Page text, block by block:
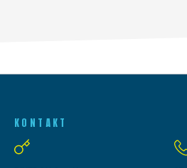
KONTAKT